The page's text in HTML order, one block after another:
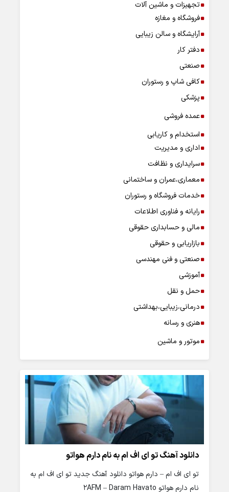
تجهیزات و ماشین آلات
فروشگاه و مغازه
آرایشگاه و سالن زیبایی
دفتر کار
صنعتی
کافی شاپ و رستوران
پزشکی
عمده فروشی
استخدام و کاریابی
اداری و مدیریت
سرایداری و نظافت
معماری،عمران و ساختمانی
خدمات فروشگاه و رستوران
رایانه و فناوری اطلاعات
مالی و حسابداری حقوقی
بازاریابی و حقوقی
صنعتی و فنی مهندسی
آموزشی
حمل و نقل
درمانی،زیبایی،بهداشتی
هنری و رسانه
موتور و ماشین
دانلود آهنگ تو ای اف ام به نام دارم هواتو
تو ای اف ام – دارم هواتو دانلود آهنگ جدید تو ای اف ام به
نام دارم هواتو 2AFM – Daram Havato